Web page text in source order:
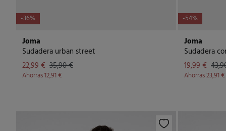
-36%
Joma
Sudadera urban street
22,99 € 35,90 €
Ahorras12,91 €
-54%
Joma
Sudadera
19,99 €
Ahorras23,91 €